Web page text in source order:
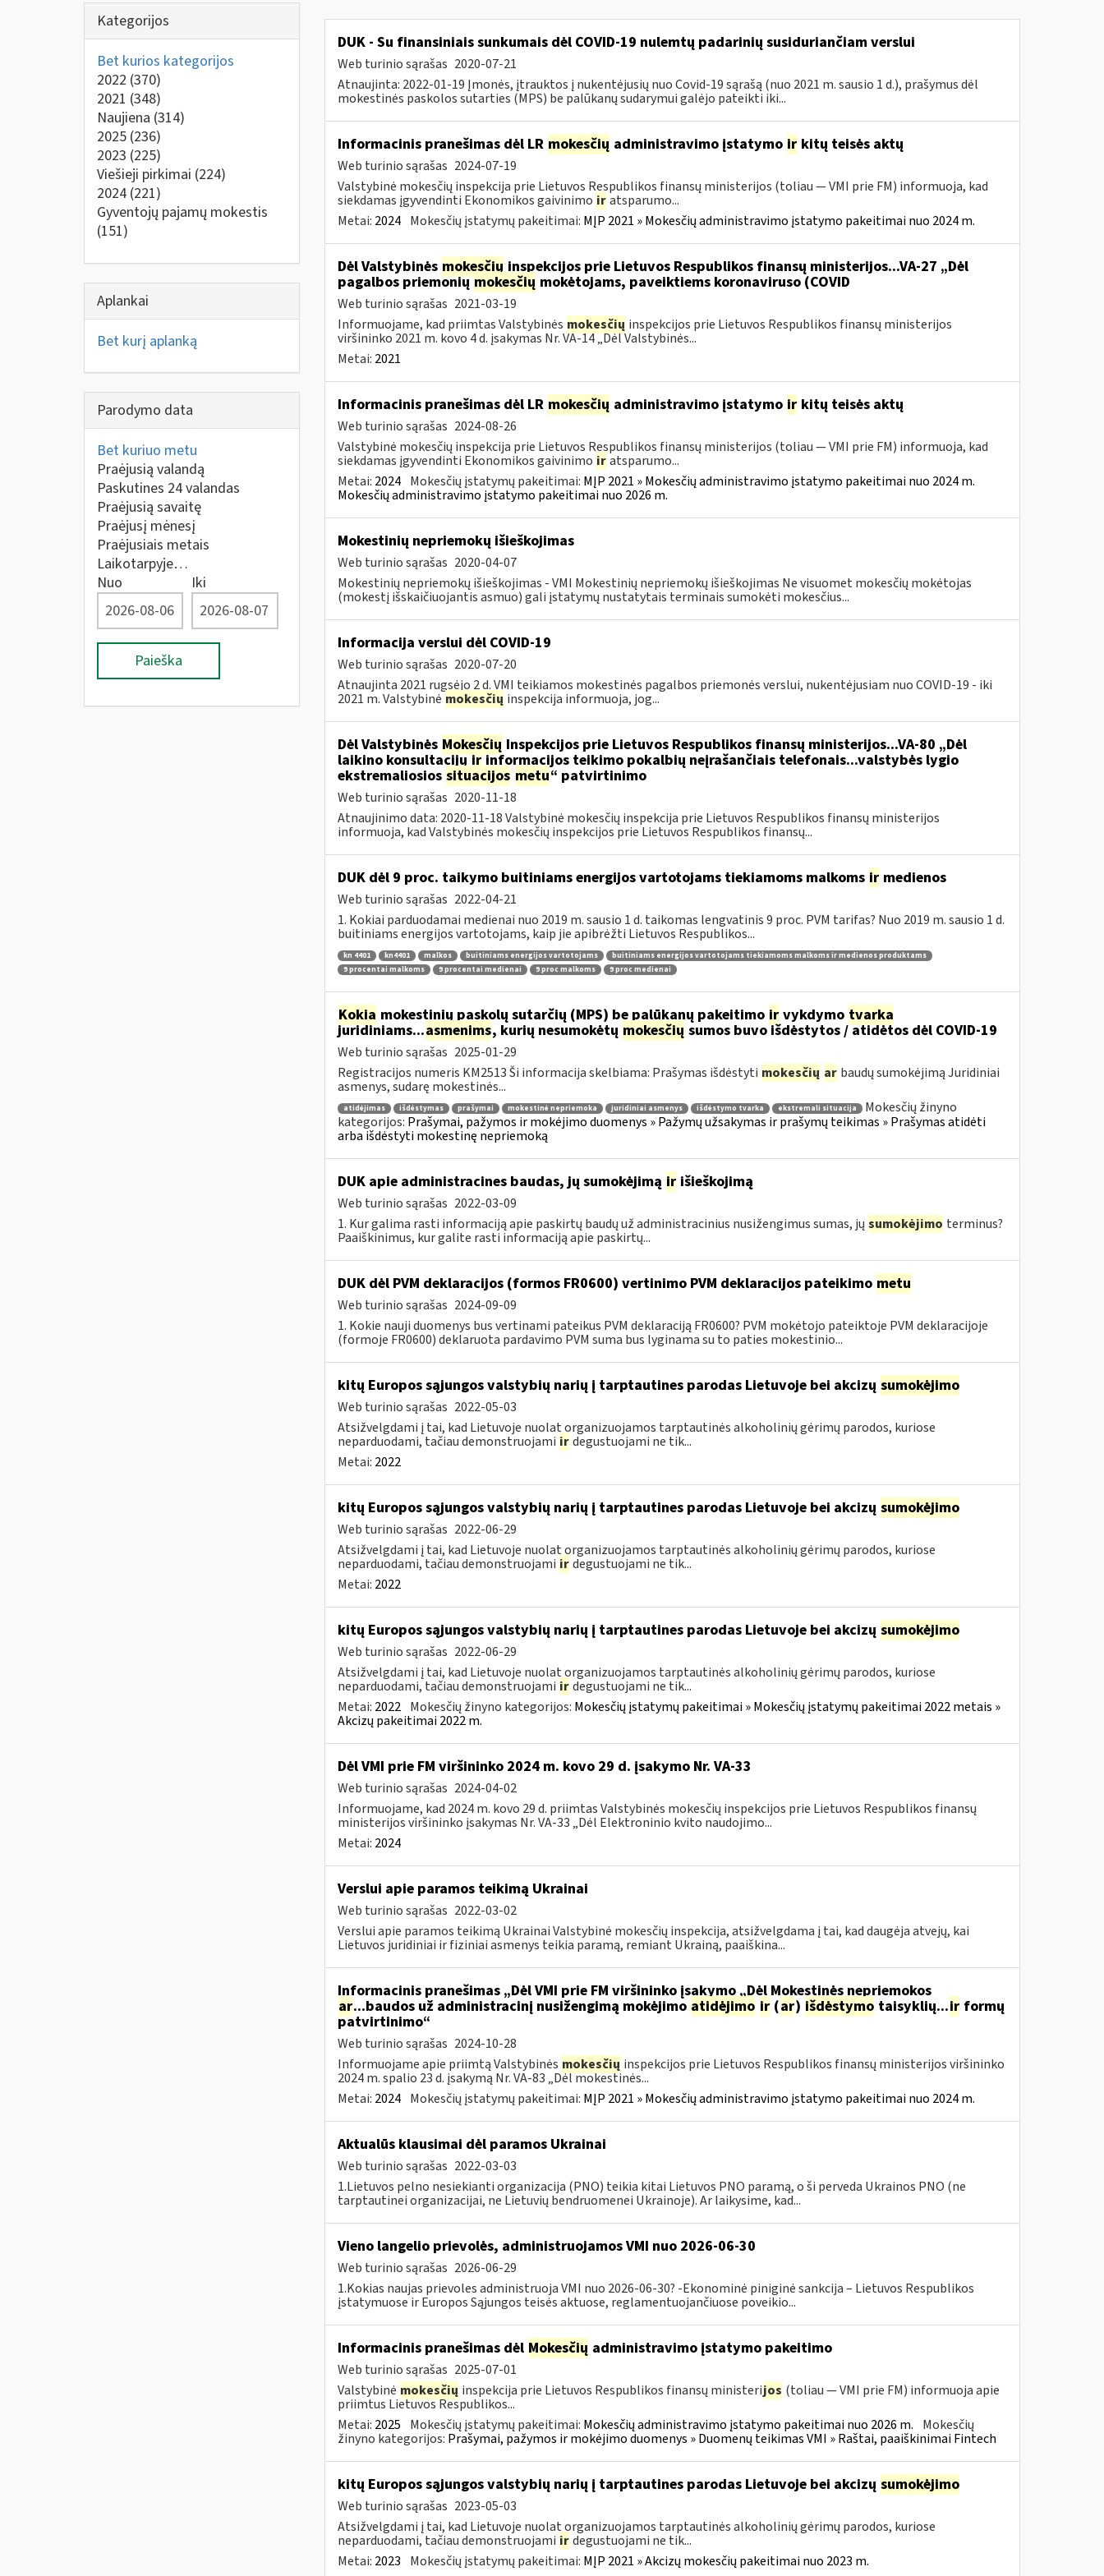
Kategorijos
Bet kurios kategorijos
2022 (370)
2021 (348)
Naujiena (314)
2025 (236)
2023 (225)
Viešieji pirkimai (224)
2024 (221)
Gyventojų pajamų mokestis
(151)
Aplankai
Bet kurį aplanką
Parodymo data
Bet kuriuo metu
Praėjusią valandą
Paskutines 24 valandas
Praėjusią savaitę
Praėjusį mėnesį
Praėjusiais metais
Laikotarpyje…
Nuo
Iki
Paieška
DUK - Su finansiniais sunkumais dėl COVID-19 nulemtų padarinių susiduriančiam verslui
Web turinio sąrašas 2020-07-21
Atnaujinta: 2022-01-19 Įmonės, įtrauktos į nukentėjusių nuo Covid-19 sąrašą (nuo 2021 m. sausio 1 d.), prašymus dėl
mokestinės paskolos sutarties (MPS) be palūkanų sudarymui galėjo pateikti iki...
Informacinis pranešimas dėl LR mokesčių administravimo įstatymo irkitų teisės aktų
Web turinio sąrašas 2024-07-19
Valstybinė mokesčių inspekcija prie Lietuvos Respublikos finansų ministerijos (toliau — VMI prie FM) informuoja, kad
siekdamas įgyvendinti Ekonomikos gaivinimo ir atsparumo...
Metai: 2024 Mokesčių įstatymų pakeitimai: MĮP 2021 » Mokesčių administravimo įstatymo pakeitimai nuo 2024 m.
Dėl Valstybinės mokesčiųinspekcijos prie Lietuvos Respublikos finansų ministerijos...VA-27 „Dėl
pagalbos priemoniųmokesčių mokėtojams, paveiktiems koronaviruso (COVID
Web turinio sąrašas 2021-03-19
Informuojame, kad priimtas Valstybinės mokesčių inspekcijos prie Lietuvos Respublikos finansų ministerijos
viršininko 2021 m. kovo 4 d. įsakymas Nr. VA-14 „Dėl Valstybinės...
Metai: 2021
Informacinis pranešimas dėl LR mokesčių administravimo įstatymo irkitų teisės aktų
Web turinio sąrašas 2024-08-26
Valstybinė mokesčių inspekcija prie Lietuvos Respublikos finansų ministerijos (toliau — VMI prie FM) informuoja, kad
siekdamas įgyvendinti Ekonomikos gaivinimo ir atsparumo...
Metai: 2024 Mokesčių įstatymų pakeitimai: MĮP 2021 » Mokesčių administravimo įstatymo pakeitimai nuo 2024 m.
Mokesčių administravimo įstatymo pakeitimai nuo 2026 m.
Mokestinių nepriemokų išieškojimas
Web turinio sąrašas 2020-04-07
Mokestinių nepriemokų išieškojimas - VMI Mokestinių nepriemokų išieškojimas Ne visuomet mokesčių mokėtojas
(mokestį išskaičiuojantis asmuo) gali įstatymų nustatytais terminais sumokėti mokesčius...
Informacija verslui dėl COVID-19
Web turinio sąrašas 2020-07-20
Atnaujinta 2021 rugsėjo 2 d. VMI teikiamos mokestinės pagalbos priemonės verslui, nukentėjusiam nuo COVID-19 - iki
2021 m. Valstybinė mokesčių inspekcija informuoja, jog...
Dėl Valstybinės Mokesčių Inspekcijos prie Lietuvos Respublikos finansų ministerijos...VA-80 „Dėl
laikino konsultacijųirinformacijos teikimo pokalbių neįrašančiais telefonais...valstybės lygio
ekstremaliosios situacijos metu“ patvirtinimo
Web turinio sąrašas 2020-11-18
Atnaujinimo data: 2020-11-18 Valstybinė mokesčių inspekcija prie Lietuvos Respublikos finansų ministerijos
informuoja, kad Valstybinės mokesčių inspekcijos prie Lietuvos Respublikos finansų...
DUK dėl 9 proc. taikymo buitiniams energijos vartotojams tiekiamoms malkoms irmedienos
Web turinio sąrašas 2022-04-21
1. Kokiai parduodamai medienai nuo 2019 m. sausio 1 d. taikomas lengvatinis 9 proc. PVM tarifas? Nuo 2019 m. sausio 1 d.
buitiniams energijos vartotojams, kaip jie apibrėžti Lietuvos Respublikos...
kn 4401 kn4401 malkos buitiniams energijos vartotojams
buitiniams energijos vartotojams tiekiamoms malkoms ir medienos produktams
9 procentai malkoms
9 procentai medienai 9 proc malkoms 9 proc medienai
Kokia mokestinių paskolų sutarčių (MPS) be palūkanų pakeitimo irvykdymo tvarka
juridiniams...asmenims, kurių nesumokėtų mokesčių sumos buvo išdėstytos / atidėtos dėl COVID-19
Web turinio sąrašas 2025-01-29
Registracijos numeris KM2513 Ši informacija skelbiama: Prašymas išdėstyti mokesčių ar baudų sumokėjimą Juridiniai
asmenys, sudarę mokestinės...
atidėjimas išdėstymas prašymai mokestinė nepriemoka juridiniai asmenys išdėstymo tvarka ekstremali situacija
Mokesčių žinyno
kategorijos: Prašymai, pažymos ir mokėjimo duomenys » Pažymų užsakymas ir prašymų teikimas » Prašymas atidėti
arba išdėstyti mokestinę nepriemoką
DUK apie administracines baudas, jų sumokėjimą irišieškojimą
Web turinio sąrašas 2022-03-09
1. Kur galima rasti informaciją apie paskirtų baudų už administracinius nusižengimus sumas, jų sumokėjimo terminus?
Paaiškinimus, kur galite rasti informaciją apie paskirtų...
DUK dėl PVM deklaracijos (formos FR0600) vertinimo PVM deklaracijos pateikimo metu
Web turinio sąrašas 2024-09-09
1. Kokie nauji duomenys bus vertinami pateikus PVM deklaraciją FR0600? PVM mokėtojo pateiktoje PVM deklaracijoje
(formoje FR0600) deklaruota pardavimo PVM suma bus lyginama su to paties mokestinio...
kitų Europos sąjungos valstybių narių į tarptautines parodas Lietuvoje bei akcizų sumokėjimo
Web turinio sąrašas 2022-05-03
Atsižvelgdami į tai, kad Lietuvoje nuolat organizuojamos tarptautinės alkoholinių gėrimų parodos, kuriose
neparduodami, tačiau demonstruojami ir degustuojami ne tik...
Metai: 2022
kitų Europos sąjungos valstybių narių į tarptautines parodas Lietuvoje bei akcizų sumokėjimo
Web turinio sąrašas 2022-06-29
Atsižvelgdami į tai, kad Lietuvoje nuolat organizuojamos tarptautinės alkoholinių gėrimų parodos, kuriose
neparduodami, tačiau demonstruojami ir degustuojami ne tik...
Metai: 2022
kitų Europos sąjungos valstybių narių į tarptautines parodas Lietuvoje bei akcizų sumokėjimo
Web turinio sąrašas 2022-06-29
Atsižvelgdami į tai, kad Lietuvoje nuolat organizuojamos tarptautinės alkoholinių gėrimų parodos, kuriose
neparduodami, tačiau demonstruojami ir degustuojami ne tik...
Metai: 2022 Mokesčių žinyno kategorijos: Mokesčių įstatymų pakeitimai » Mokesčių įstatymų pakeitimai 2022 metais »
Akcizų pakeitimai 2022 m.
Dėl VMI prie FM viršininko 2024 m. kovo 29 d. įsakymo Nr. VA-33
Web turinio sąrašas 2024-04-02
Informuojame, kad 2024 m. kovo 29 d. priimtas Valstybinės mokesčių inspekcijos prie Lietuvos Respublikos finansų
ministerijos viršininko įsakymas Nr. VA-33 „Dėl Elektroninio kvito naudojimo...
Metai: 2024
Verslui apie paramos teikimą Ukrainai
Web turinio sąrašas 2022-03-02
Verslui apie paramos teikimą Ukrainai Valstybinė mokesčių inspekcija, atsižvelgdama į tai, kad daugėja atvejų, kai
Lietuvos juridiniai ir fiziniai asmenys teikia paramą, remiant Ukrainą, paaiškina...
Informacinis pranešimas „Dėl VMI prie FM viršininko įsakymo „Dėl Mokestinės nepriemokos
ar...baudos už administracinį nusižengimą mokėjimo atidėjimo ir(ar) išdėstymo taisyklių...irformų
patvirtinimo“
Web turinio sąrašas 2024-10-28
Informuojame apie priimtą Valstybinės mokesčių inspekcijos prie Lietuvos Respublikos finansų ministerijos viršininko
2024 m. spalio 23 d. įsakymą Nr. VA-83 „Dėl mokestinės...
Metai: 2024 Mokesčių įstatymų pakeitimai: MĮP 2021 » Mokesčių administravimo įstatymo pakeitimai nuo 2024 m.
Aktualūs klausimai dėl paramos Ukrainai
Web turinio sąrašas 2022-03-03
1.Lietuvos pelno nesiekianti organizacija (PNO) teikia kitai Lietuvos PNO paramą, o ši perveda Ukrainos PNO (ne
tarptautinei organizacijai, ne Lietuvių bendruomenei Ukrainoje). Ar laikysime, kad...
Vieno langelio prievolės, administruojamos VMI nuo 2026-06-30
Web turinio sąrašas 2026-06-29
1.Kokias naujas prievoles administruoja VMI nuo 2026-06-30? -Ekonominė piniginė sankcija – Lietuvos Respublikos
įstatymuose ir Europos Sąjungos teisės aktuose, reglamentuojančiuose poveikio...
Informacinis pranešimas dėl Mokesčių administravimo įstatymo pakeitimo
Web turinio sąrašas 2025-07-01
Valstybinė mokesčių inspekcija prie Lietuvos Respublikos finansų ministerijos (toliau — VMI prie FM) informuoja apie
priimtus Lietuvos Respublikos...
Metai: 2025 Mokesčių įstatymų pakeitimai: Mokesčių administravimo įstatymo pakeitimai nuo 2026 m. Mokesčių
žinyno kategorijos: Prašymai, pažymos ir mokėjimo duomenys » Duomenų teikimas VMI » Raštai, paaiškinimai Fintech
kitų Europos sąjungos valstybių narių į tarptautines parodas Lietuvoje bei akcizų sumokėjimo
Web turinio sąrašas 2023-05-03
Atsižvelgdami į tai, kad Lietuvoje nuolat organizuojamos tarptautinės alkoholinių gėrimų parodos, kuriose
neparduodami, tačiau demonstruojami ir degustuojami ne tik...
Metai: 2023 Mokesčių įstatymų pakeitimai: MĮP 2021 » Akcizų mokesčių pakeitimai nuo 2023 m.